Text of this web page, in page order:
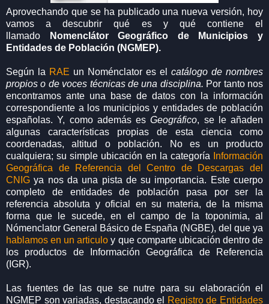
Aprovechando que se ha publicado una nueva versión, hoy
vamos a descubrir qué es y qué contiene el
llamado
Nomenclátor Geográfico de Municipios y
Entidades de Población (NGMEP).
Según la RAE un Noménclator es el catálogo de nombres
propios o de voces técnicas de una disciplina. Por tanto nos
encontramos ante una base de datos con la información
correspondiente a los municipios y entidades de población
españolas. Y, como además esGeográfico, se le añaden
algunas características propias de esta ciencia como
coordenadas, altitud o población. No es un producto
cualquiera; su simple ubicación en la categoría
Información
Geográfica de Referencia del Centro de Descargas del
CNIG ya nos da una pista de su importancia. Este cuerpo
completo de entidades de población pasa por ser la
referencia absoluta y oficial en su materia, de la misma
forma que le sucede, en el campo de la toponimia, al
Nómenclator General Básico de España (NGBE), del que ya
hablamos en un articulo y que comparte ubicación dentro de
los productos de Información Geográfica de Referencia
(IGR).
Las fuentes de las que se nutre para su elaboración el
NGMEP son variadas, destacando el
Registro de Entidades